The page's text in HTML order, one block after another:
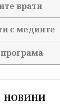
врати
с медиите
НОВИНИ